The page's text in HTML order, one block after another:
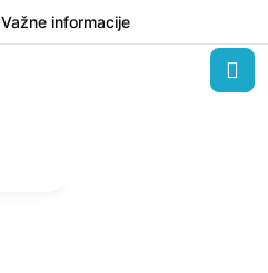
Važne informacije